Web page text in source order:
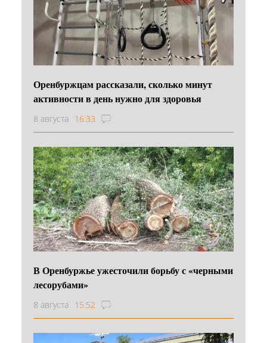
Оренбуржцам рассказали, сколько минут
активности в день нужно для здоровья
8 августа 16:33
В Оренбуржье ужесточили борьбу с «черными
лесорубами»
8 августа 15:52